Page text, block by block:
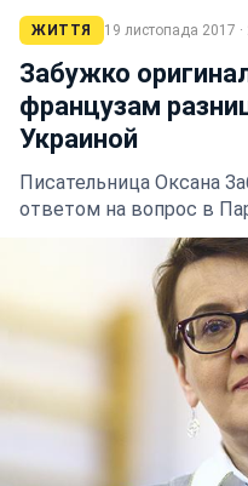
ЖИТТЯ 19 листопада 2017 ·
Забужко
французам
Украиной
Писательница Оксана
ответом на вопрос в